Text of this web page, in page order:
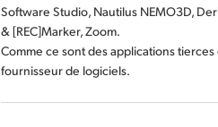
Software Studio, Nautilus NEMO3D,
& [REC]Marker, Zoom.
Comme ce sont des applications
fournisseur de logiciels.